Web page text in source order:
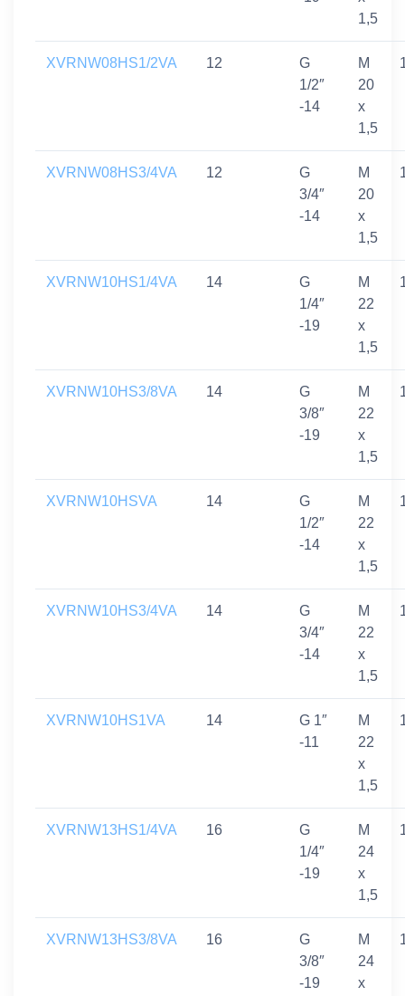
1,5
XVRNW08HS1/2VA 12
G
1/2″
-14
M
20
x
1,5
XVRNW08HS3/4VA 12
G
3/4″
-14
M
20
x
1,5
XVRNW10HS1/4VA 14
G
1/4″
-19
M
22
x
1,5
XVRNW10HS3/8VA 14
G
3/8″
-19
M
22
x
1,5
XVRNW10HSVA 14
G
1/2″
-14
M
22
x
1,5
XVRNW10HS3/4VA 14
G
3/4″
-14
M
22
x
1,5
XVRNW10HS1VA 14
G 1″
-11
M
22
x
1,5
XVRNW13HS1/4VA 16
G
1/4″
-19
M
24
x
1,5
XVRNW13HS3/8VA 16
G
3/8″
-19
M
24
x